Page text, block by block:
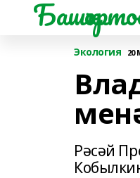
Экология 20
Рәсәй